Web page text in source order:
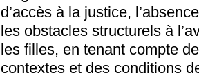
d’accès à la justice,
les obstacles structurels à
les filles, en tenant compte
contextes et des conditions